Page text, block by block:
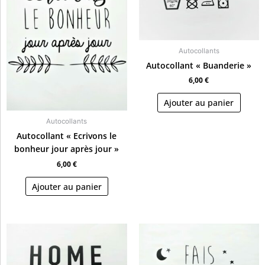
Autocollants
Autocollant « Ecrivons le
bonheur jour après jour »
6,00€
Ajouter au panier
Autocollants
Autocollant « Buanderie »
6,00€
Ajouter au panier